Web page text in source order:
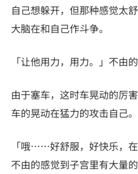
自己想躲开，但那种感觉太
大脑在和自己作斗争。
「让他用力，用力。」不由
由于塞车，这时车晃动的厉
车的晃动在猛力的攻击自己。
「哦……好舒服，好快乐，
不由的感觉到子宫里有大量